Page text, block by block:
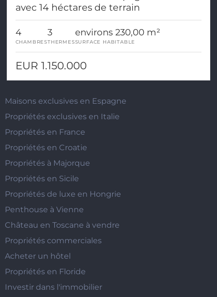
avec 14 héctares de terrain
4
CHAMBRES
3
THERMES
environs 230,00 m²
SURFACE HABITABLE
EUR 1.150.000
Maisons exclusives en Espagne
Propriétés exclusives en Italie
Propriétés en France
Propriétés en Croatie
Propriétés à Majorque
Propriétés en Sicile
Propriétés de luxe en Hongrie
Penthouse à Vienne
Château en Toscane à vendre
Propriétés commerciales
Acheter un hôtel
Propriétés en Floride
Investir dans l'immobilier